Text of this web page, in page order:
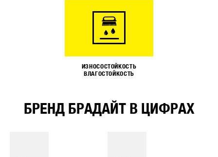
ИЗНОСОСТОЙКОСТЬ
ВЛАГОСТОЙКОСТЬ
БРЕНД БРАДАЙТ В ЦИФРАХ